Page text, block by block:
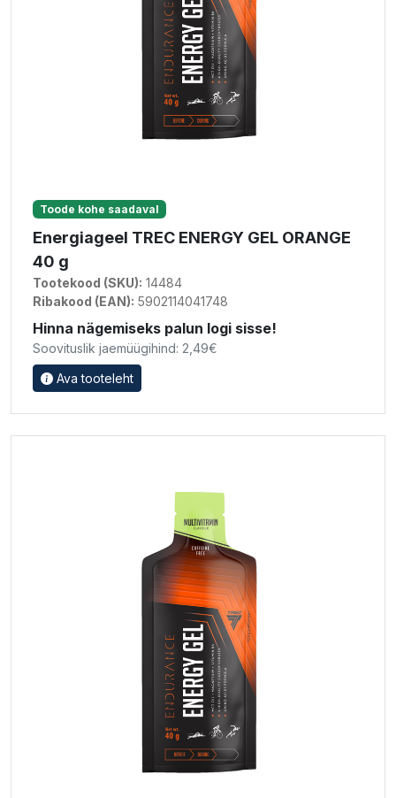
Toode kohe saadaval
Energiageel TREC ENERGY GEL ORANGE
40 g
Tootekood (SKU): 14484
Ribakood (EAN): 5902114041748
Hinna nägemiseks palun logi sisse!
Soovituslik jaemüügihind: 2,49€
Ava tooteleht